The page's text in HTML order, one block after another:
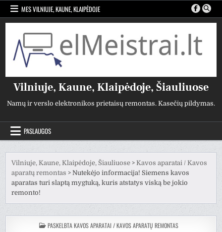
Pereiti
prie
turinio
MES VILNIUJE, KAUNE, KLAIPĖDOJE
Vilniuje, Kaune, Klaipėdoje, Šiauliuose
Namų ir verslo elektronikos prietaisų remontas. Kasečių pildymas.
PASLAUGOS
Vilniuje, Kaune, Klaipėdoje, Šiauliuose >Kavos aparatai / Kavos
aparatų remontas >Nutekėjo informacija! Siemens kavos
aparatas turi slaptą mygtuką, kuris atstatys viską be jokio
remonto!
PASKELBTAKAVOS APARATAI / KAVOS APARATŲ REMONTAS